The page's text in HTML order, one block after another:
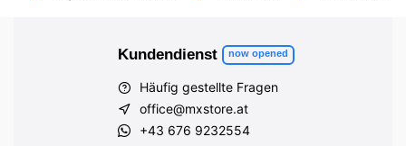
Kundendienst now opened
Häufig gestellte Fragen
office@mxstore.at
+43 676 9232554